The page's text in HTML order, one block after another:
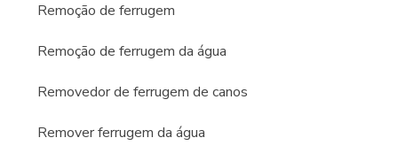
Remoção de ferrugem
Remoção de ferrugem da água
Removedor de ferrugem de canos
Remover ferrugem da água